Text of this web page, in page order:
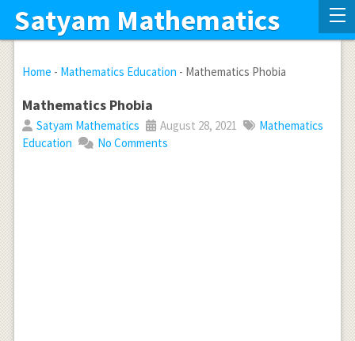
Satyam Mathematics
Home - Mathematics Education - Mathematics Phobia
Mathematics Phobia
Satyam Mathematics August 28, 2021
Mathematics
Education
No Comments